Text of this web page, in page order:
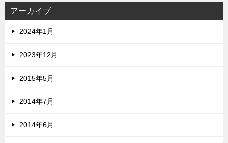
アーカイブ
2024年1月
2023年12月
2015年5月
2014年7月
2014年6月